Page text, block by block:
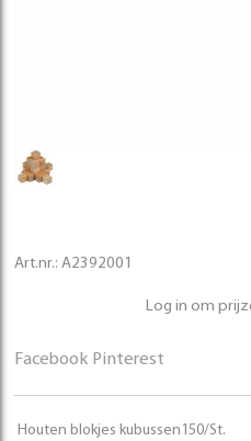
Art.nr.: A2392001
Log in om
Facebook Pinterest
Houten blokjes kubussen150/St.